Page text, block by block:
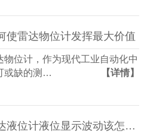
使雷达物位计发挥最大价值
物位计，作为现代工业自动化中
或缺的测…
【详情】
雷达液位计液位显示波动该怎么办